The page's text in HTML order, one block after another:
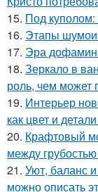
15. Под
16. Этапы
17. Эра
18. Зеркало в
роль, чем может
19. Интерьер
как цвет и
20. Крафтовый
между
21. Уют, баланс
можно описать